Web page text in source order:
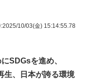
10/03(金) 15:14:55.78
SDGsを進め、
生、日本が誇る環境